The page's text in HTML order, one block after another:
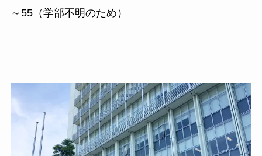
～ 55（学部不明のため）